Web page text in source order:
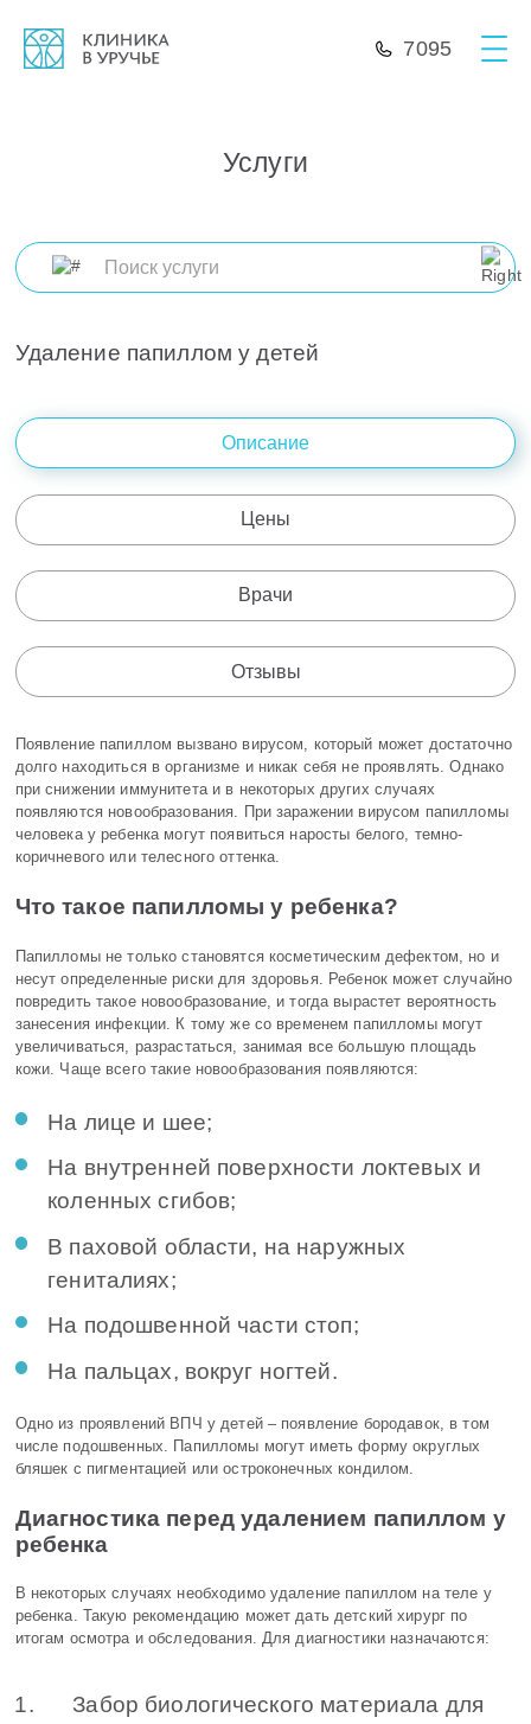
7095
Услуги
Удаление папиллом у детей
Описание
Цены
Врачи
Отзывы
Появление папиллом вызвано вирусом, который может достаточно
долго находиться в организме и никак себя не проявлять. Однако
при снижении иммунитета и в некоторых других случаях
появляются новообразования. При заражении вирусом папилломы
человека у ребенка могут появиться наросты белого, темно-
коричневого или телесного оттенка.
Что такое папилломы у ребенка?
Папилломы не только становятся косметическим дефектом, но и
несут определенные риски для здоровья. Ребенок может случайно
повредить такое новообразование, и тогда вырастет вероятность
занесения инфекции. К тому же со временем папилломы могут
увеличиваться, разрастаться, занимая все большую площадь
кожи. Чаще всего такие новообразования появляются:
На лице и шее;
На внутренней поверхности локтевых и
коленных сгибов;
В паховой области, на наружных
гениталиях;
На подошвенной части стоп;
На пальцах, вокруг ногтей.
Одно из проявлений ВПЧ у детей – появление бородавок, в том
числе подошвенных. Папилломы могут иметь форму округлых
бляшек с пигментацией или остроконечных кондилом.
Диагностика перед удалением папиллом у
ребенка
В некоторых случаях необходимо удаление папиллом на теле у
ребенка. Такую рекомендацию может дать детский хирург по
итогам осмотра и обследования. Для диагностики назначаются:
Забор биологического материала для